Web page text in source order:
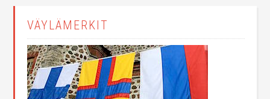
VÄYLÄMERKIT